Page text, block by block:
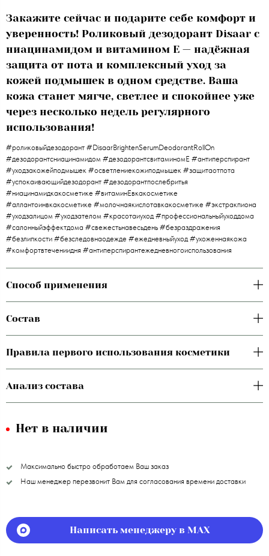
Закажите сейчас и подарите себе комфорт и
уверенность! Роликовый дезодорант Disaar с
ниацинамидом и витамином E — надёжная
защита от пота и комплексный уход за
кожей подмышек в одном средстве. Ваша
кожа станет мягче, светлее и спокойнее уже
через несколько недель регулярного
использования!
#роликовыйдезодорант #DisaarBrightenSerumDeodorantRollOn
#дезодорантсниацинамидом #дезодорантсвитаминомЕ #антиперспирант
#уходзакожейподмышек #осветлениекожиподмышек #защитаотпота
#успокаивающийдезодорант #дезодорантпослебритья
#ниацинамидкакосметике #витаминЕвкакосметике
#аллантоинвкакосметике #молочнаякислотавкакосметике #экстракпиона
#уходзалицом #уходзателом #красотаиуход #профессиональныйуходдома
#салонныйэффектдома #свежестьнавесьдень #безраздражения
#безлипкости #безследовнаодежде #ежедневныйуход #ухоженнаякожа
#комфортвтечениидня #антиперспирантежедневногоиспользования
Способ применения
Состав
Правила первого использования косметики
Анализ состава
Нет в наличии
Максимально быстро обработаем Ваш заказ
Наш менеджер перезвонит Вам для согласования времени доставки
Написать менеджеру в MAX